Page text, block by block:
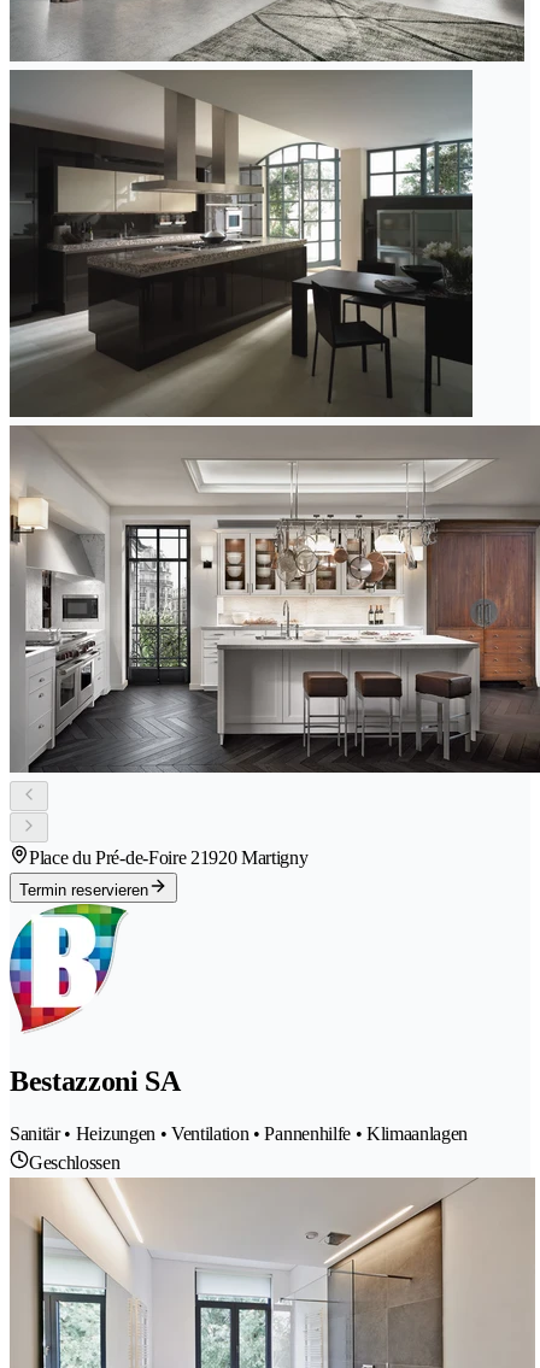
Place du Pré-de-Foire 21920 Martigny
Termin reservieren
Bestazzoni SA
Sanitär • Heizungen • Ventilation • Pannenhilfe • Klimaanlagen
Geschlossen